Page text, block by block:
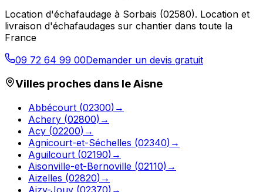
Location d'échafaudage à Sorbais (02580). Location et
livraison d'échafaudages sur chantier dans toute la
France
09 72 64 99 00Demander un devis gratuit
Villes proches dans leAisne
Abbécourt (02300) →
Achery (02800) →
Acy (02200) →
Agnicourt-et-Séchelles (02340) →
Aguilcourt (02190) →
Aisonville-et-Bernoville (02110) →
Aizelles (02820) →
Aizy-Jouy (02370) →